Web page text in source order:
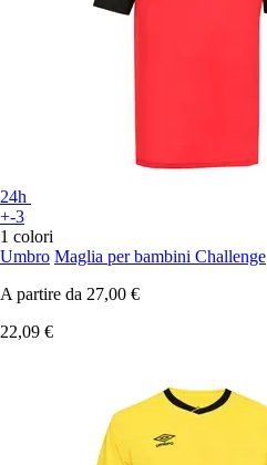
24h
+-3
1 colori
Umbro Maglia per bambini Challenge
A partire da 27,00 €
22,09 €